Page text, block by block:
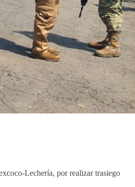
Lechería, por realizar trasiego